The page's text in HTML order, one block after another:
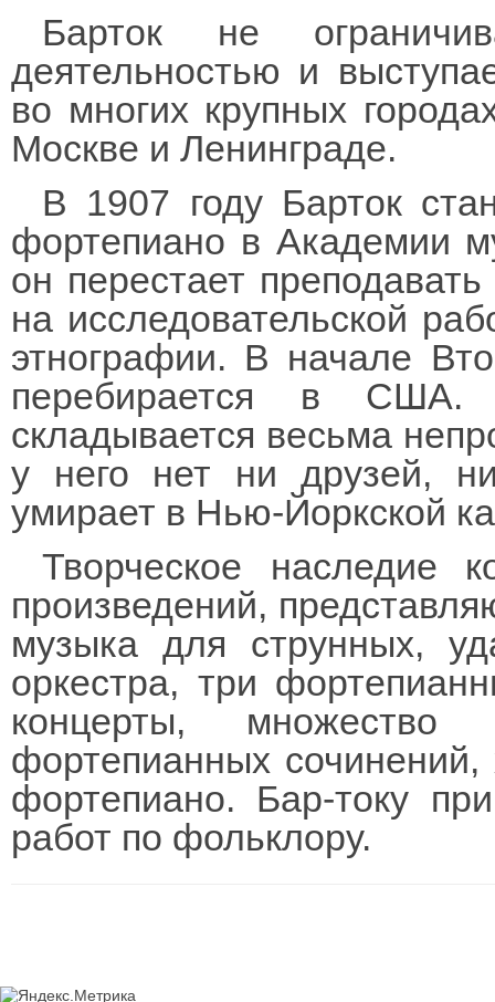
Барток не
деятельностью и
во многих крупных
Москве и Ленинграде.
В 1907 году Барток
фортепиано в Академии
он перестает
на исследовательской
этнографии. В начале
перебирается в
складывается весьма
у него нет ни друзей,
умирает в Нью-Йоркской
Творческое наследие
произведений,
музыка для струнных,
оркестра, три
концерты, множество
фортепианных
фортепиано. Бар-току
работ по фольклору.